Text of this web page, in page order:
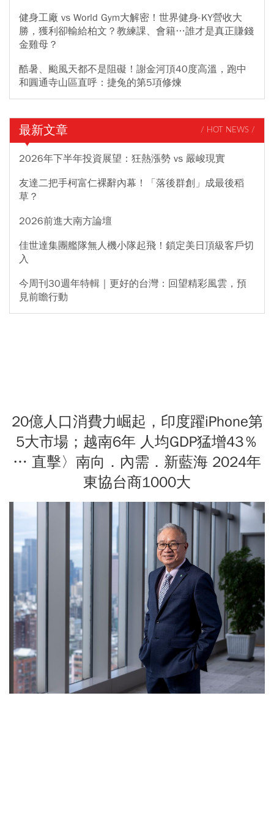
健身工廠 vs World Gym大解密！世界健身-KY營收大
勝，獲利卻輸給柏文？教練課、會籍…誰才是真正賺錢
金雞母？
酷暑、颱風天都不是阻礙！謝金河頂40度高溫，跑中
和圓通寺山區直呼：捷兔的第5項修煉
最新文章 / HOT NEWS /
2026年下半年投資展望：狂熱漲勢 vs 嚴峻現實
友達二把手柯富仁裸辭內幕！「落後群創」成最後稻
草？
2026前進大南方論壇
佳世達集團艦隊無人機小隊起飛！鎖定美日頂級客戶切
入
今周刊30週年特輯｜更好的台灣：回望精彩風雲，預
見前瞻行動
20億人口消費力崛起，印度躍iPhone第
5大市場；越南6年 人均GDP猛增43％
… 直擊〉南向．內需．新藍海 2024年
東協台商1000大